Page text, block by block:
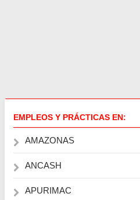
EMPLEOS Y PRÁCTICAS EN:
AMAZONAS
ANCASH
APURIMAC